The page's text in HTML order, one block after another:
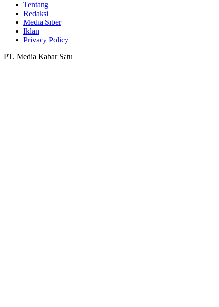
Tentang
Redaksi
Media Siber
Iklan
Privacy Policy
PT. Media Kabar Satu